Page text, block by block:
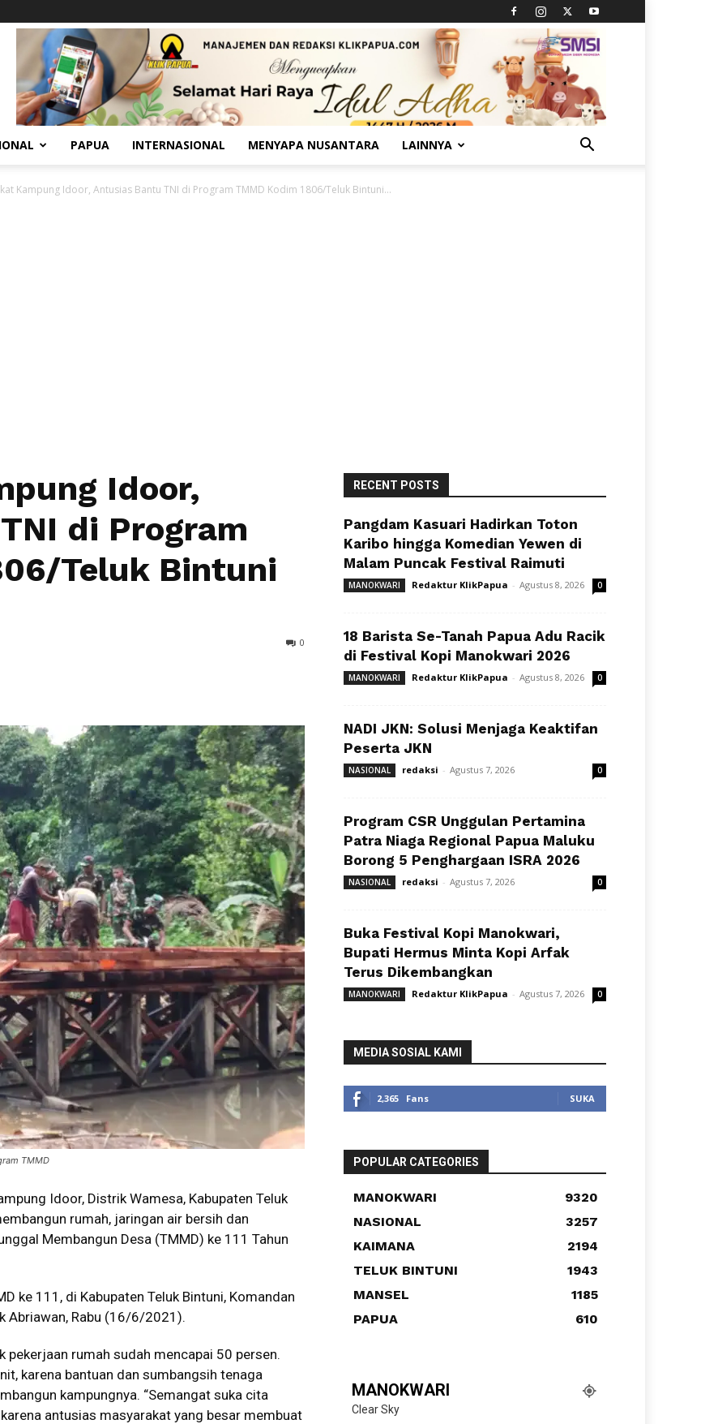
PAPUA INTERNASIONAL MENYAPA NUSANTARA LAINNYA
Kampung Idoor, Antusias Bantu TNI di Program TMMD Kodim 1806/Teluk Bintuni...
Idoor,
di Program
Teluk Bintuni
0
TMMD
Idoor, Distrik Wamesa, Kabupaten Teluk
rumah, jaringan air bersih dan
Membangun Desa (TMMD) ke 111 Tahun
ke 111, di Kabupaten Teluk Bintuni, Komandan
Abriawan, Rabu (16/6/2021).
pekerjaan rumah sudah mencapai 50 persen.
karena bantuan dan sumbangsih tenaga
kampungnya. “Semangat suka cita
antusias masyarakat yang besar membuat
RECENT POSTS
Pangdam Kasuari Hadirkan Toton
Karibo hingga Komedian Yewen di
Malam Puncak Festival Raimuti
MANOKWARI Redaktur KlikPapua - Agustus 8, 2026 0
18 Barista Se-Tanah Papua Adu Racik
di Festival Kopi Manokwari 2026
MANOKWARI Redaktur KlikPapua - Agustus 8, 2026 0
NADI JKN: Solusi Menjaga Keaktifan
Peserta JKN
NASIONAL redaksi - Agustus 7, 2026 0
Program CSR Unggulan Pertamina
Patra Niaga Regional Papua Maluku
Borong 5 Penghargaan ISRA 2026
NASIONAL redaksi - Agustus 7, 2026 0
Buka Festival Kopi Manokwari,
Bupati Hermus Minta Kopi Arfak
Terus Dikembangkan
MANOKWARI Redaktur KlikPapua - Agustus 7, 2026 0
MEDIA SOSIAL KAMI
2,365 Fans SUKA
POPULAR CATEGORIES
MANOKWARI
9320
NASIONAL
3257
KAIMANA
2194
TELUK BINTUNI
1943
MANSEL
1185
PAPUA
610
MANOKWARI
Clear Sky